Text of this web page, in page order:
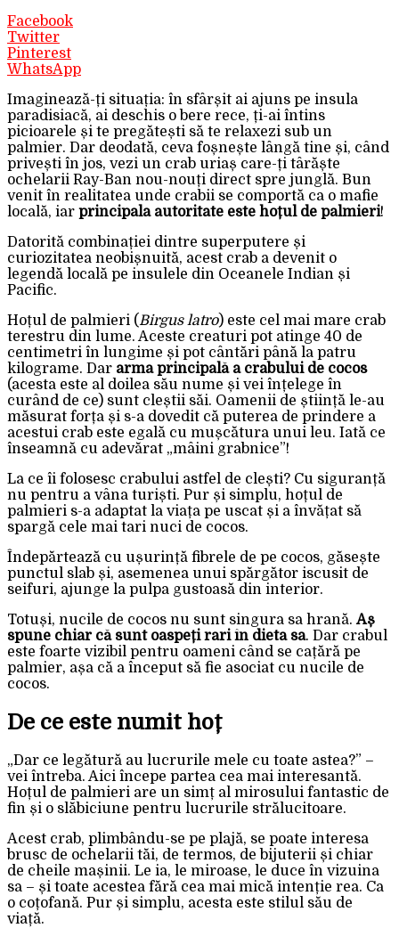
Facebook
Twitter
Pinterest
WhatsApp
Imaginează-ți situația: în sfârșit ai ajuns pe insula
paradisiacă, ai deschis o bere rece, ți-ai întins
picioarele și te pregătești să te relaxezi sub un
palmier. Dar deodată, ceva foșnește lângă tine și, când
privești în jos, vezi un crab uriaș care-ți târăște
ochelarii Ray-Ban nou-nouți direct spre junglă. Bun
venit în realitatea unde crabii se comportă ca o mafie
locală, iar principala autoritate este hoțul de palmieri!
Datorită combinației dintre superputere și
curiozitatea neobișnuită, acest crab a devenit o
legendă locală pe insulele din Oceanele Indian și
Pacific.
Hoțul de palmieri (Birgus latro) este cel mai mare crab
terestru din lume. Aceste creaturi pot atinge 40 de
centimetri în lungime și pot cântări până la patru
kilograme. Dar arma principală a crabului de cocos
(acesta este al doilea său nume și vei înțelege în
curând de ce) sunt cleștii săi. Oamenii de știință le-au
măsurat forța și s-a dovedit că puterea de prindere a
acestui crab este egală cu mușcătura unui leu. Iată ce
înseamnă cu adevărat „mâini grabnice”!
La ce îi folosesc crabului astfel de clești? Cu siguranță
nu pentru a vâna turiști. Pur și simplu, hoțul de
palmieri s-a adaptat la viața pe uscat și a învățat să
spargă cele mai tari nuci de cocos.
Îndepărtează cu ușurință fibrele de pe cocos, găsește
punctul slab și, asemenea unui spărgător iscusit de
seifuri, ajunge la pulpa gustoasă din interior.
Totuși, nucile de cocos nu sunt singura sa hrană.Aș
spune chiar că sunt oaspeți rari în dieta sa. Dar crabul
este foarte vizibil pentru oameni când se cațără pe
palmier, așa că a început să fie asociat cu nucile de
cocos.
De ce este numit hoț
„Dar ce legătură au lucrurile mele cu toate astea?” –
vei întreba. Aici începe partea cea mai interesantă.
Hoțul de palmieri are un simț al mirosului fantastic de
fin și o slăbiciune pentru lucrurile strălucitoare.
Acest crab, plimbându-se pe plajă, se poate interesa
brusc de ochelarii tăi, de termos, de bijuterii și chiar
de cheile mașinii. Le ia, le miroase, le duce în vizuina
sa – și toate acestea fără cea mai mică intenție rea. Ca
o coțofană. Pur și simplu, acesta este stilul său de
viață.